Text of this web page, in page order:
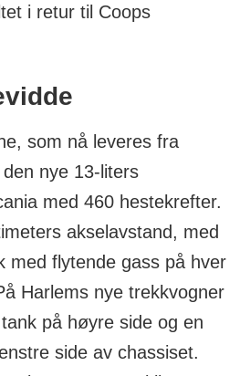
i retur til Coops
som nå leveres fra
nye 13-liters
med 460 hestekrefter.
akselavstand, med
med flytende gass på hver
Harlems nye trekkvogner
på høyre side og en
side av chassiset.